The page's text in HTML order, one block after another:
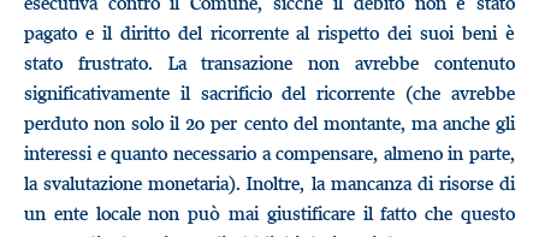
pagato e il diritto del ricorrente al rispetto dei suoi beni è
stato frustrato. La transazione non avrebbe contenuto
significativamente il sacrificio del ricorrente (che avrebbe
perduto non solo il 20 per cento del montante, ma anche gli
interessi e quanto necessario a compensare, almeno in parte,
la svalutazione monetaria). Inoltre, la mancanza di risorse di
un ente locale non può mai giustificare il fatto che questo